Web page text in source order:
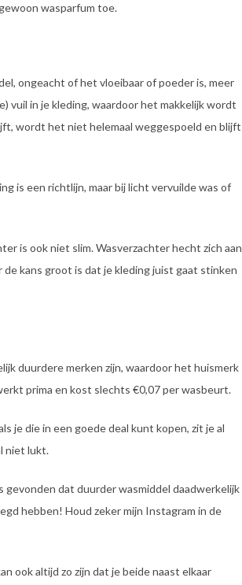
wasparfum toe.
ongeacht of het vloeibaar of poeder is, meer
vuil in je kleding, waardoor het makkelijk wordt
wordt het niet helemaal weggespoeld en blijft
is een richtlijn, maar bij licht vervuilde was of
is ook niet slim. Wasverzachter hecht zich aan
kans groot is dat je kleding juist gaat stinken
duurdere merken zijn, waardoor het huismerk
prima en kost slechts €0,07 per wasbeurt.
je die in een goede deal kunt kopen, zit je al
niet lukt.
dat duurder wasmiddel daadwerkelijk
hebben! Houd zeker mijn Instagram in de
ook altijd zo zijn dat je beide naast elkaar